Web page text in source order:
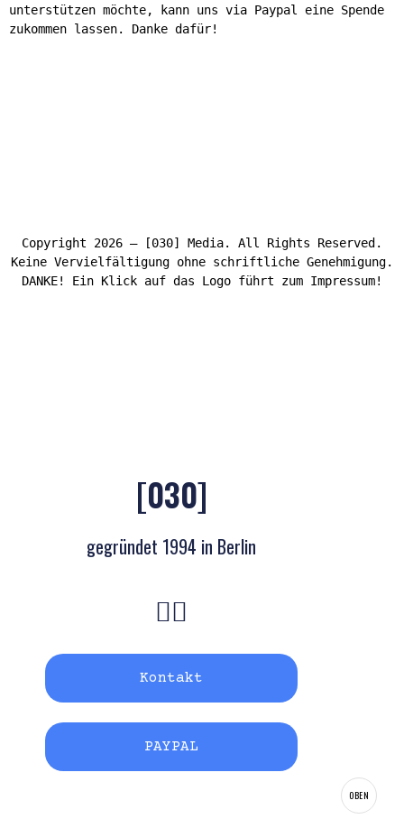
unterstützen möchte, kann uns via Paypal eine Spende
zukommen lassen. Danke dafür!
Copyright 2026 – [030] Media. All Rights Reserved.
Keine Vervielfältigung ohne schriftliche Genehmigung.
DANKE! Ein Klick auf das Logo führt zum Impressum!
[030]
gegründet 1994 in Berlin
Kontakt
PAYPAL
OBEN